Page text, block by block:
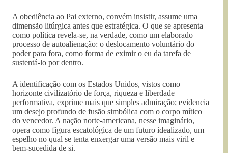
A obediência ao Pai externo, convém insistir, assume uma
dimensão litúrgica antes que estratégica. O que se apresenta
como política revela-se, na verdade, como um elaborado
processo de autoalienação: o deslocamento voluntário do
poder para fora, como forma de eximir o eu da tarefa de
sustentá-lo por dentro.
A identificação com os Estados Unidos, vistos como
horizonte civilizatório de força, riqueza e liberdade
performativa, exprime mais que simples admiração; evidencia
um desejo profundo de fusão simbólica com o corpo mítico
do vencedor. A nação norte-americana, nesse imaginário,
opera como figura escatológica de um futuro idealizado, um
espelho no qual se tenta enxergar uma versão mais viril e
bem-sucedida de si.